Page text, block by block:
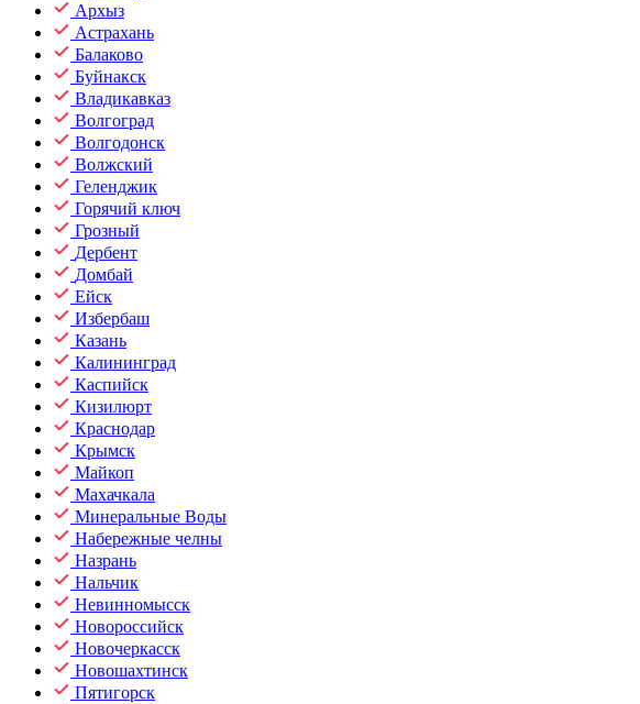
Архыз
Астрахань
Балаково
Буйнакск
Владикавказ
Волгоград
Волгодонск
Волжский
Геленджик
Горячий ключ
Грозный
Дербент
Домбай
Ейск
Избербаш
Казань
Калининград
Каспийск
Кизилюрт
Краснодар
Крымск
Майкоп
Махачкала
Минеральные Воды
Набережные челны
Назрань
Нальчик
Невинномысск
Новороссийск
Новочеркасск
Новошахтинск
Пятигорск